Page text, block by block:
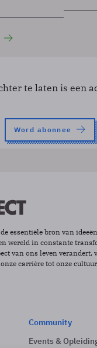
te laten is een
Word abonnee
essentiële bron van
wereld in constante
van ons leven verandert,
carrière tot onze
Community
Events &